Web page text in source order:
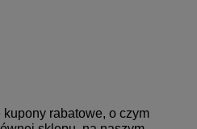
rabatowe, o czym